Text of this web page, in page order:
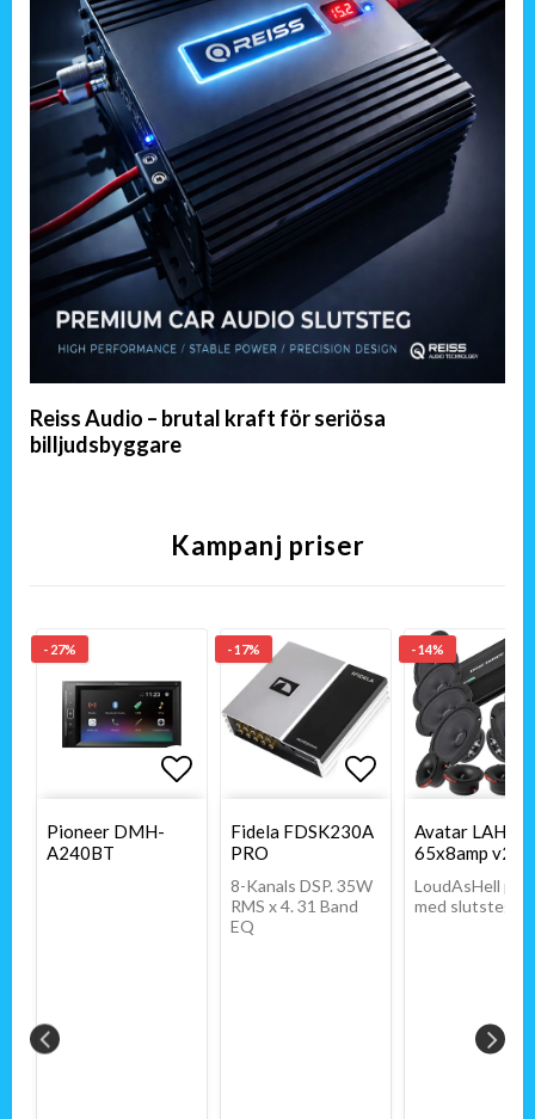
Reiss Audio – brutal kraft för seriösa
billjudsbyggare
Kampanj priser
- 27%
Pioneer DMH-
A240BT
- 17%
Lägg till i
Lägg till i
Fidela FDSK230A
PRO
8-Kanals DSP. 35W
RMS x 4. 31 Band
EQ
- 14%
Avatar LAH
65x8amp v2
LoudAsHell
med slutsteg